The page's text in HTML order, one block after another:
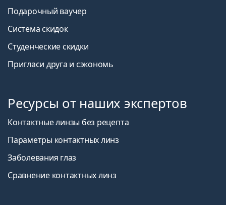
Подарочный ваучер
Система скидок
Студенческие скидки
Пригласи друга и сэкономь
Ресурсы от наших экспертов
Контактные линзы без рецепта
Параметры контактных линз
Заболевания глаз
Сравнение контактных линз